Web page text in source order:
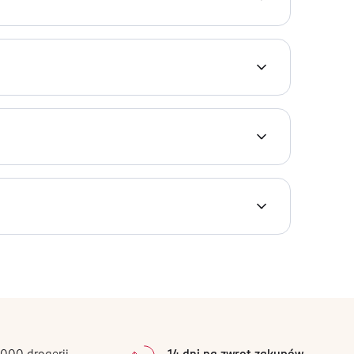
Hydroxyethylcellulose, Benzyl Alcohol,